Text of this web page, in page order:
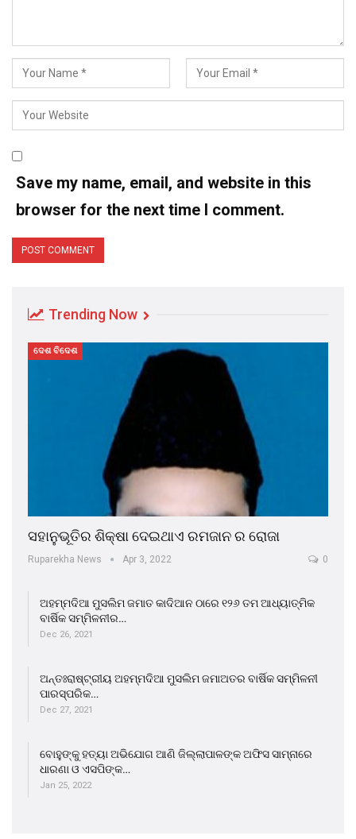
Save my name, email, and website in this
browser for the next time I comment.
Trending Now
ଦେଶ ବିଦେଶ
ସହାନୁଭୂତିର ଶିକ୍ଷା ଦେଇଥାଏ ରମଜାନ ର ରୋଜା
Ruparekha News Apr 3, 2022 0
ଅହମ୍ମଦିଆ ମୁସଲିମ ଜମାତ କାଦିଆନ ଠାରେ ୧୨୬ ତମ ଆଧ୍ୟାତ୍ମିକ
ବାର୍ଷିକ ସମ୍ମିଳନୀର…
Dec 26, 2021
ଅନ୍ତଃରାଷ୍ଟ୍ରୀୟ ଅହମ୍ମଦିଆ ମୁସଲିମ ଜମାଅତର ବାର୍ଷିକ ସମ୍ମିଳନୀ
ପାରସ୍ପରିକ…
Dec 27, 2021
ବୋହୁଙ୍କୁ ହତ୍ୟା ଅଭିଯୋଗ ଆଣି ଜିଲ୍ଲାପାଳଙ୍କ ଅଫିସ ସାମ୍ନାରେ
ଧାରଣା ଓ ଏସପିଙ୍କ…
Jan 25, 2022